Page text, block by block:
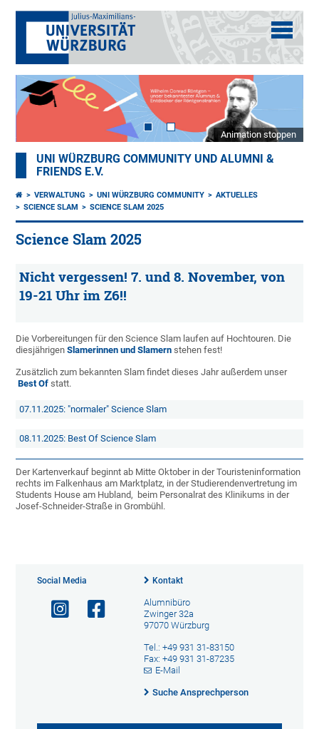
Animation stoppen
UNI WÜRZBURG COMMUNITY UND ALUMNI &
FRIENDS E.V.
VERWALTUNG UNI WÜRZBURG COMMUNITY
AKTUELLES
SCIENCE SLAM
SCIENCE SLAM 2025
Science Slam 2025
Nicht vergessen! 7. und 8. November, von
19-21 Uhr im Z6!!
Die Vorbereitungen für den Science Slam laufen auf Hochtouren. Die
diesjährigenSlamerinnen und Slamern stehen fest!
Zusätzlich zum bekannten Slam findet dieses Jahr außerdem unser
Best Of statt.
07.11.2025: "normaler" Science Slam
08.11.2025: Best Of Science Slam
Der Kartenverkauf beginnt ab Mitte Oktober in der Touristeninformation
rechts im Falkenhaus am Marktplatz, in der Studierendenvertretung im
Students House am Hubland, beim Personalrat des Klinikums in der
Josef-Schneider-Straße in Grombühl.
Social Media Kontakt
Alumnibüro
Zwinger 32a
97070 Würzburg
Tel.: +49 931 31-83150
Fax: +49 931 31-87235
E-Mail
Suche Ansprechperson